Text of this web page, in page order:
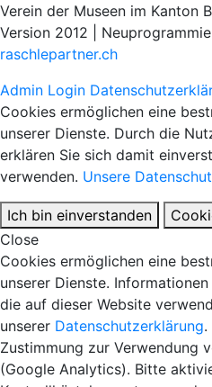
Verein der Museen im Kanton
Version 2012 |
raschlepartner.ch
Admin Login
Cookies ermöglichen eine
unserer Dienste. Durch die
erklären Sie sich damit
verwenden. Unsere
Ich bin einverstanden
Close
Cookies ermöglichen eine
unserer Dienste.
die auf dieser Website
unserer Datenschutzerklärung.
Zustimmung zur Verwendung
(Google Analytics). Bitte